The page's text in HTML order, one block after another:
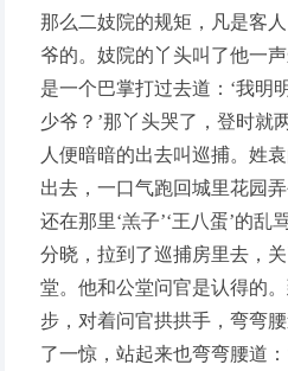
那么二妓院的规矩，凡是客
爷的。妓院的丫头叫了他一
是一个巴掌打过去道：‘我明
少爷？’那丫头哭了，登时就
人便暗暗的出去叫巡捕。姓
出去，一口气跑回城里花园
还在那里‘羔子’‘王八蛋’的
分晓，拉到了巡捕房里去，
堂。他和公堂问官是认得的
步，对着问官拱拱手，弯弯
了一惊，站起来也弯弯腰道